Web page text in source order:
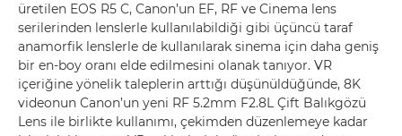
üretilen EOS R5 C, Canon’un EF, RF ve Cinema lens
serilerinden lenslerle kullanılabildiği gibi üçüncü taraf
anamorfik lenslerle de kullanılarak sinema için daha geniş
bir en-boy oranı elde edilmesini olanak tanıyor. VR
içeriğine yönelik taleplerin arttığı düşünüldüğünde, 8K
videonun Canon’un yeni RF 5.2mm F2.8L Çift Balıkgözü
Lens ile birlikte kullanımı, çekimden düzenlemeye kadar